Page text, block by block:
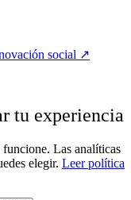
social ↗
tu experiencia
funcione. Las analíticas
elegir. Leer política